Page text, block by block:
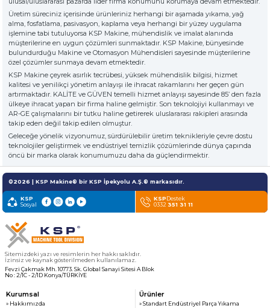
» Özel Tasarım Endüstriyel Parça Yıkama Makineleri
» Solventli Endüstriyel Parça Yıkama Makineleri
» Endüstriyel Kumlama Makineleri
» Diğer Makine ve Ekipmanlar
Tüm hakkı saklıdır. Sitemizde kullanılan tüm içerik ve görseller
KSP Machine'a ait olup izinsiz kullanımı hukuki yaptırıma tabidir.
TOOL DIVISIONKSP MACHINE
» Hakkımızda
» Yüksek Kalite
» Hassas Temizlik
» Çözüm Ortağı
» Değerlerimiz
» Kurumsal
» Çözümler
» Sektörler
» Medya Merkezi
» Referanslar
» 3D Design
» Üretim
» Kariyer
» İletişim
premium solitions for premium
Üretim süreciniz içerisinde ürünleriniz herhangi bir aşamada yıkama, yağ
alma, fosfatlama, pasivasyon, kaplama veya herhangi bir yüzey uygulama
işlemine tabi tutuluyorsa KSP Makine, mühendislik ve imalat alanında
müşterilerine en uygun çözümleri sunmaktadır. KSP Makine, bünyesinde
bulundurduğu Makine ve Otomasyon Mühendisleri sayesinde müşterilerine
özel çözümler sunmaya devam etmektedir.
KSP Makine çeyrek asırlık tecrübesi, yüksek mühendislik bilgisi, hizmet
kalitesi ve yenilikçi yönetim anlayışı ile ihracat rakamlarını her geçen gün
artırmaktadır. KALİTE ve GÜVEN temelli hizmet anlayışı sayesinde 85’ den fazla
ülkeye ihracat yapan bir firma haline gelmiştir. Son teknolojiyi kullanmayı ve
AR-GE çalışmalarını bir tutku haline getirerek uluslararası rakipleri arasında
takip eden değil takip edilen olmuştur.
Geleceğe yönelik vizyonumuz, sürdürülebilir üretim teknikleriyle çevre dostu
teknolojiler geliştirmek ve endüstriyel temizlik çözümlerinde dünya çapında
öncü bir marka olarak konumumuzu daha da güçlendirmektir.
©2026 | KSP Makine® bir KSP İpekyolu A.Ş.® markasıdır.
KSP
Sosyal
KSPDestek
0332 351 31 11
Sitemizdeki yazı ve resimlerin her hakkı saklıdır.
İzinsiz ve kaynak gösterilmeden kullanılamaz.
Fevzi Çakmak Mh. 10773. Sk. Global Sanayi Sitesi A Blok
No : 2/1C - 2/1D Konya/TÜRKİYE
Kurumsal
» Hakkımızda
Ürünler
» Standart Endüstriyel Parça Yıkama